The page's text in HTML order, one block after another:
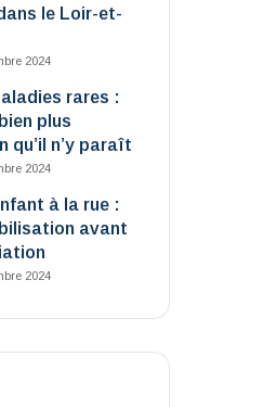
le Loir-et-
2024
rares :
plus
qu’il n’y paraît
2024
à la rue :
avant
2024